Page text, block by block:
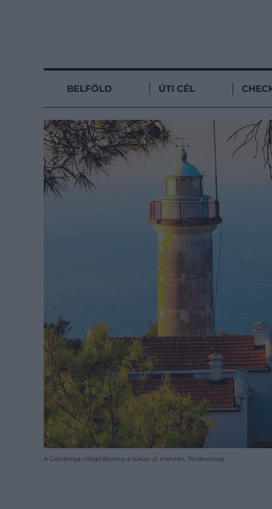
BELFÖLD ÚTI CÉL
A Gelidonya-világítótorony a lükiai út mentén, Törökország